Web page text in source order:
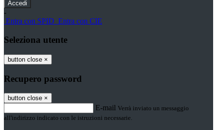
-
Entra con SPID Entra con CIE
Seleziona utente
button close ×
Recupero password
button close ×
E-mail Verrà inviato un messaggio
all'indirizzo indicato con le istruzioni necessarie.